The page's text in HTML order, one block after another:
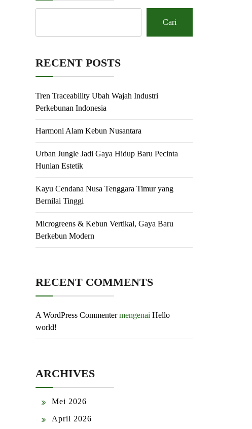
Cari
RECENT POSTS
Tren Traceability Ubah Wajah Industri
Perkebunan Indonesia
Harmoni Alam Kebun Nusantara
Urban Jungle Jadi Gaya Hidup Baru Pecinta
Hunian Estetik
Kayu Cendana Nusa Tenggara Timur yang
Bernilai Tinggi
Microgreens & Kebun Vertikal, Gaya Baru
Berkebun Modern
RECENT COMMENTS
A WordPress Commentermengenai Hello
world!
ARCHIVES
Mei 2026
April 2026